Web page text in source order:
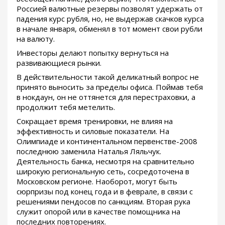
Россией валютные резервы позволят удержать от
падения курс рубля, но, не выдержав скачков курса
в начале января, обменял в тот момент свои рубли
на валюту.
Инвесторы делают попытку вернуться на
развивающиеся рынки.
В действительности такой деликатный вопрос не
принято выносить за пределы офиса. Поймав тебя
в нокдаун, он не оттянется для перестраховки, а
продолжит тебя метелить.
Сокращает время тренировки, не влияя на
эффективность и силовые показатели. На
Олимпиаде и континентальном первенстве-2008
последнюю заменила Наталья Ляльчук.
Деятельность банка, несмотря на сравнительно
широкую региональную сеть, сосредоточена в
Московском регионе. Наоборот, могут быть
сюрпризы под конец года и в феврале, в связи с
решениями пендосов по санкциям. Вторая рука
служит опорой или в качестве помощника на
последних повторениях.